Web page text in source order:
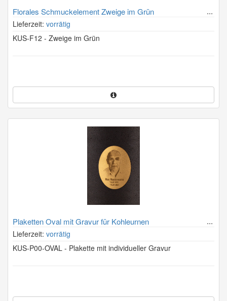
Florales Schmuckelement Zweige im Grün
Lieferzeit: vorrätig
KUS-F12 - Zweige im Grün
Plaketten Oval mit Gravur für Kohleurnen
Lieferzeit: vorrätig
KUS-P00-OVAL - Plakette mit individueller Gravur